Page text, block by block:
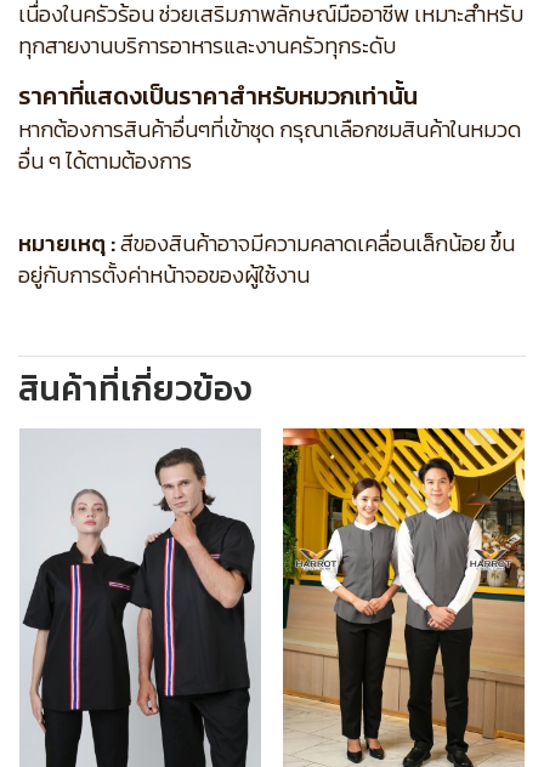
เนื่องในครัวร้อน ช่วยเสริมภาพลักษณ์มืออาชีพ เหมาะสำหรับ
ทุกสายงานบริการอาหารและงานครัวทุกระดับ
ราคาที่แสดงเป็นราคาสำหรับหมวกเท่านั้น
หากต้องการสินค้าอื่นๆที่เข้าชุด กรุณาเลือกชมสินค้าในหมวด
อื่น ๆ ได้ตามต้องการ
หมายเหตุ :สีของสินค้าอาจมีความคลาดเคลื่อนเล็กน้อย ขึ้น
อยู่กับการตั้งค่าหน้าจอของผู้ใช้งาน
สินค้าที่เกี่ยวข้อง